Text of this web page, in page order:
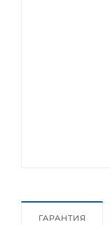
ГАРАНТИЯ